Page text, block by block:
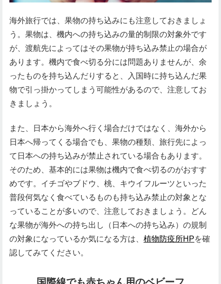
海外旅行では、果物の持ち込みにも注意しておきましょ
う。果物は、機内への持ち込みの量的制限の対象外です
が、渡航先によってはその果物が持ち込み禁止の場合が
あります。機内で食べ切る分には問題ありませんが、余
ったものを持ち込んだりすると、入国時に持ち込んだ果
物で引っ掛かってしまう可能性があるので、注意してお
きましょう。
また、日本から海外へ行く場合だけではなく、海外から
日本へ帰ってくる場合でも、果物の種類、旅行先によっ
て日本への持ち込みが禁止されている場合もあります。
そのため、基本的には果物は機内で食べ切るのがおすす
めです。イチゴやブドウ、桃、キウイフルーツといった
普段何気なく食べているものも持ち込み禁止の対象とな
っていることが多いので、注意しておきましょう。どん
な果物が海外への持ち出し（日本への持ち込み）の規制
の対象になっているか気になる方は、 植物防疫所HPを確
認してみてください。
国際線でも赤ちゃん用のベビーフ